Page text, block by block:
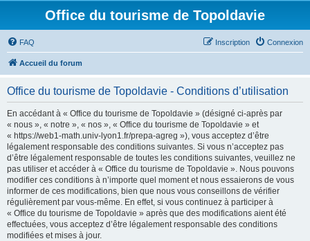
Office du tourisme de Topoldavie
FAQ Connexion
Inscription
Accueil du forum
Office du tourisme de Topoldavie - Conditions d’utilisation
En accédant à « Office du tourisme de Topoldavie » (désigné ci-après par
« nous », « notre », « nos », « Office du tourisme de Topoldavie » et
« https://web1-math.univ-lyon1.fr/prepa-agreg »), vous acceptez d’être
légalement responsable des conditions suivantes. Si vous n’acceptez pas
d’être légalement responsable de toutes les conditions suivantes, veuillez ne
pas utiliser et accéder à « Office du tourisme de Topoldavie ». Nous pouvons
modifier ces conditions à n’importe quel moment et nous essaierons de vous
informer de ces modifications, bien que nous vous conseillons de vérifier
régulièrement par vous-même. En effet, si vous continuez à participer à
« Office du tourisme de Topoldavie » après que des modifications aient été
effectuées, vous acceptez d’être légalement responsable des conditions
modifiées et mises à jour.